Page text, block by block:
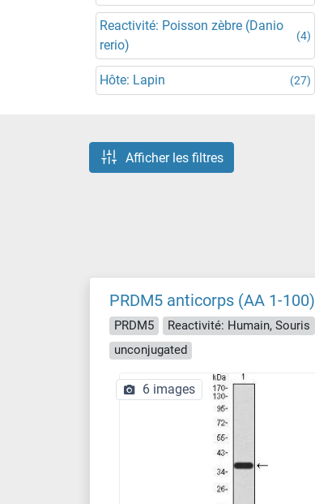
Reactivité: Poisson zèbre (Danio
rerio)
(4)
Hôte: Lapin (27)
Afficher les filtres
PRDM5 anticorps (AA 1-100)
PRDM5 Reactivité: Humain, Souris
unconjugated
6 images